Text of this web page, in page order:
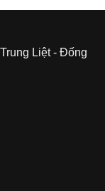
Liệt - Đống